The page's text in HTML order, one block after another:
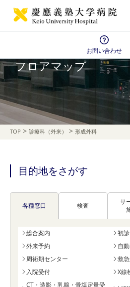
お問い合わせ
フロアマップ
TOP > 診療科（外来） > 形成外科
目的地をさがす
各種窓口 検査
サ
総合案内
初
外来予約
自
周術期センター
救
入院受付
X線
CT・造影・乳腺・骨塩定量受